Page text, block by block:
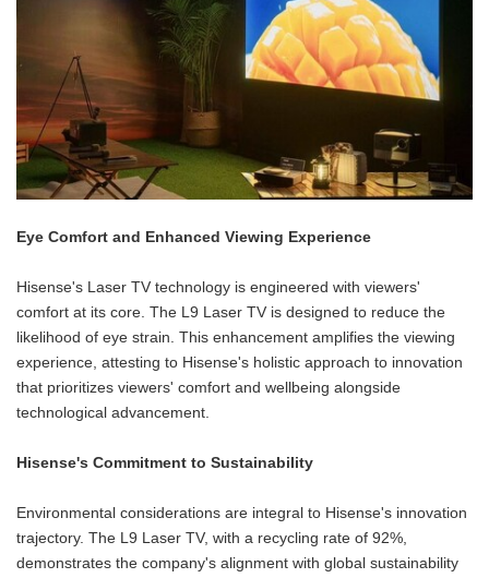
Eye Comfort and Enhanced Viewing Experience
Hisense's Laser TV technology is engineered with viewers'
comfort at its core. The L9 Laser TV is designed to reduce the
likelihood of eye strain. This enhancement amplifies the viewing
experience, attesting to Hisense's holistic approach to innovation
that prioritizes viewers' comfort and wellbeing alongside
technological advancement.
Hisense's Commitment to Sustainability
Environmental considerations are integral to Hisense's innovation
trajectory. The L9 Laser TV, with a recycling rate of 92%,
demonstrates the company's alignment with global sustainability